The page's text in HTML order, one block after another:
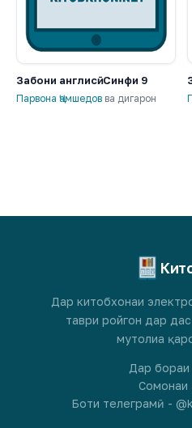
Забони англисӣ. Синфи 9
Парвона Ҷамшедов ва дигарон
Дар китобхонаи
таври ройгон дар
мутолиа
Дар бораи
Сомонаи
Боти телеграмӣ -